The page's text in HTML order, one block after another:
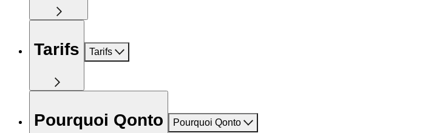
Tarifs Tarifs
Pourquoi Qonto Pourquoi Qonto